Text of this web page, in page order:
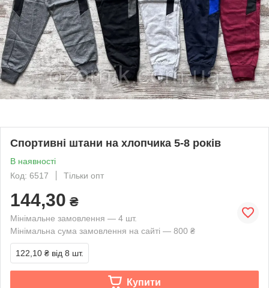
Спортивні штани на хлопчика 5-8 років
В наявності
Код: 6517
Тільки опт
144,30 ₴
Мінімальне замовлення — 4 шт.
Мінімальна сума замовлення на сайті — 800 ₴
122,10 ₴ від 8 шт.
Купити